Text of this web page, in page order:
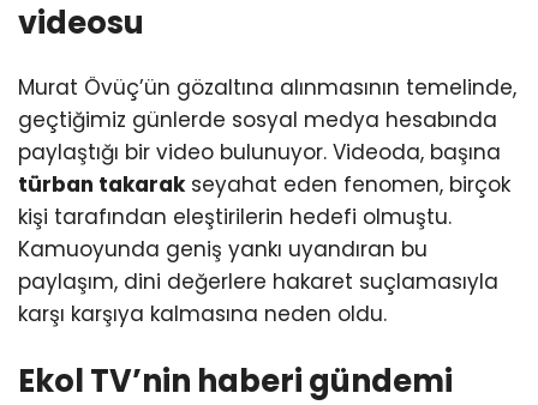
videosu
Murat Övüç’ün gözaltına alınmasının temelinde,
geçtiğimiz günlerde sosyal medya hesabında
paylaştığı bir video bulunuyor. Videoda, başına
türban takarakseyahat eden fenomen, birçok
kişi tarafından eleştirilerin hedefi olmuştu.
Kamuoyunda geniş yankı uyandıran bu
paylaşım, dini değerlere hakaret suçlamasıyla
karşı karşıya kalmasına neden oldu.
Ekol TV’nin haberi gündemi